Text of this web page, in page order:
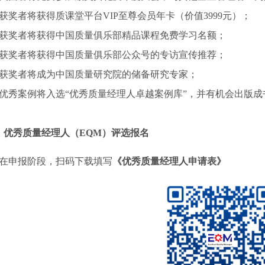
奖者将获得质课堂平台VIP至尊会员年卡（价值3999元）；
奖者将获得中国质量俱乐部精品课程免费学习名额；
奖者将获得中国质量俱乐部公众号的专访宣传推荐；
奖者将成为中国质量研究院的储备研究专家；
秀案例将入选“优秀质量经理人卓越案例库”，并有机会出版成
优秀质量经理人（EQM）评选报名
申报阶段，扫码下载填写 《优秀质量经理人申请表》